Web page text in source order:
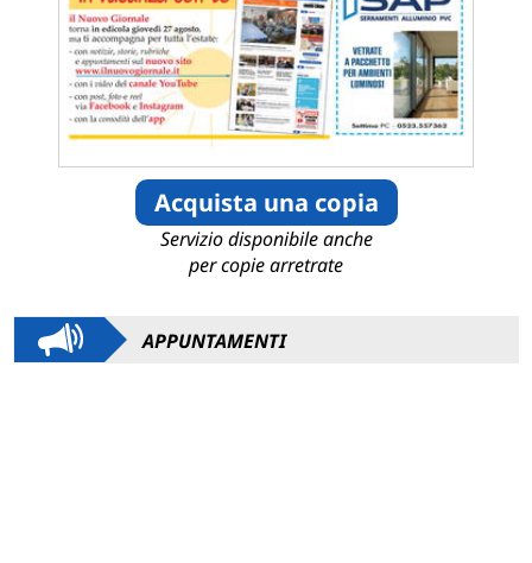
Acquista una copia
Servizio disponibile anche
per copie arretrate
APPUNTAMENTI